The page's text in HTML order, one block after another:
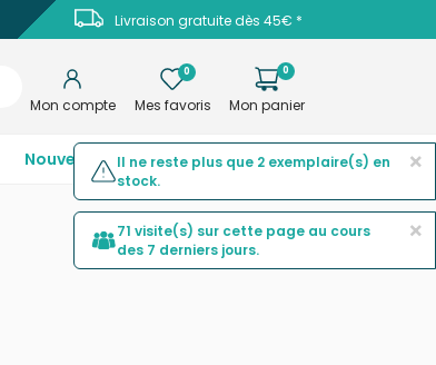
Livraison gratuite dès 45€ *
Mon compte
0
Mes favoris
0
Mon panier
NouveautésTop ventesPromotions ×
Il ne reste plus que 2 exemplaire(s) en
stock.
×
71 visite(s) sur cette page au cours
des 7 derniers jours.